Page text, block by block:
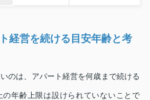
経営を続ける目安年齢と考
のは、アパート経営を何歳まで続ける
の年齢上限は設けられていないことで